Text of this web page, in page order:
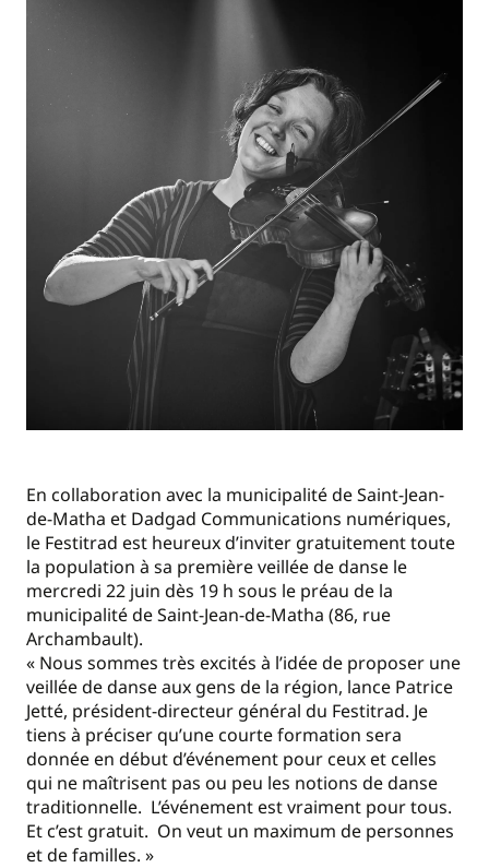
En collaboration avec la municipalité de Saint-Jean-
de-Matha et Dadgad Communications numériques,
le Festitrad est heureux d’inviter gratuitement toute
la population à sa première veillée de danse le
mercredi 22 juin dès 19 h sous le préau de la
municipalité de Saint-Jean-de-Matha (86, rue
Archambault).
« Nous sommes très excités à l’idée de proposer une
veillée de danse aux gens de la région, lance Patrice
Jetté, président-directeur général du Festitrad. Je
tiens à préciser qu’une courte formation sera
donnée en début d’événement pour ceux et celles
qui ne maîtrisent pas ou peu les notions de danse
traditionnelle. L’événement est vraiment pour tous.
Et c’est gratuit. On veut un maximum de personnes
et de familles. »